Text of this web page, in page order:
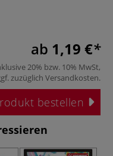
ab 1,19 €
20% bzw. 10% MwSt,
zuzüglich Versandkosten.
bestellen